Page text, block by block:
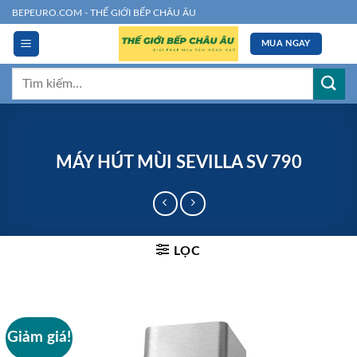
Chuyển
đến
dung
BEPEURO.COM - THẾ GIỚI BẾP CHÂU ÂU
MUA NGAY
Tìm
MÁY HÚT MÙI SEVILLA SV 790
LỌC
Giảm giá!